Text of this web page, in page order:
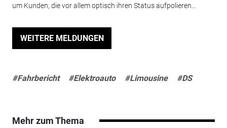
um Kunden, die vor allem optisch ihren Status aufpolieren...
WEITERE MELDUNGEN
#Fahrbericht #Elektroauto #Limousine #DS
Mehr zum Thema